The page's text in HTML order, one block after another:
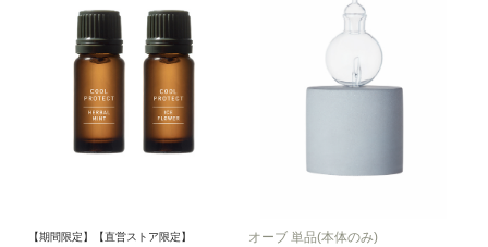
【期間限定】【直営ストア限定】 オーブ 単品(本体のみ)